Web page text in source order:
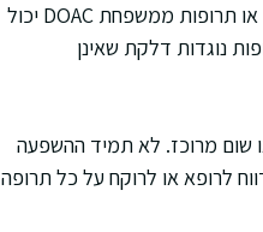
השאלה מי עוד נמצא בתמונה היא קריטית. שילוב של קרטיה עם נוגדי קרישה כמו וורפרין או תרופות ממשפחת DOAC יכול
נוגדות דלקת שאינן
על דימום, למשל מינונים גבוהים של אומגה 3, גינקו, או שום מרוכז. לא תמיד ההשפעה
לרופא או לרוקח על כל תרופה